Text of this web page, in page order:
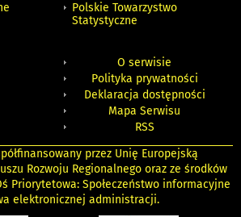
Polskie Towarzystwo
Statystyczne
O serwisie
Polityka prywatności
Deklaracja dostępności
Mapa Serwisu
RSS
przez Unię Europejską
Rozwoju Regionalnego oraz ze środków
Priorytetowa: Społeczeństwo informacyjne
elektronicznej administracji.